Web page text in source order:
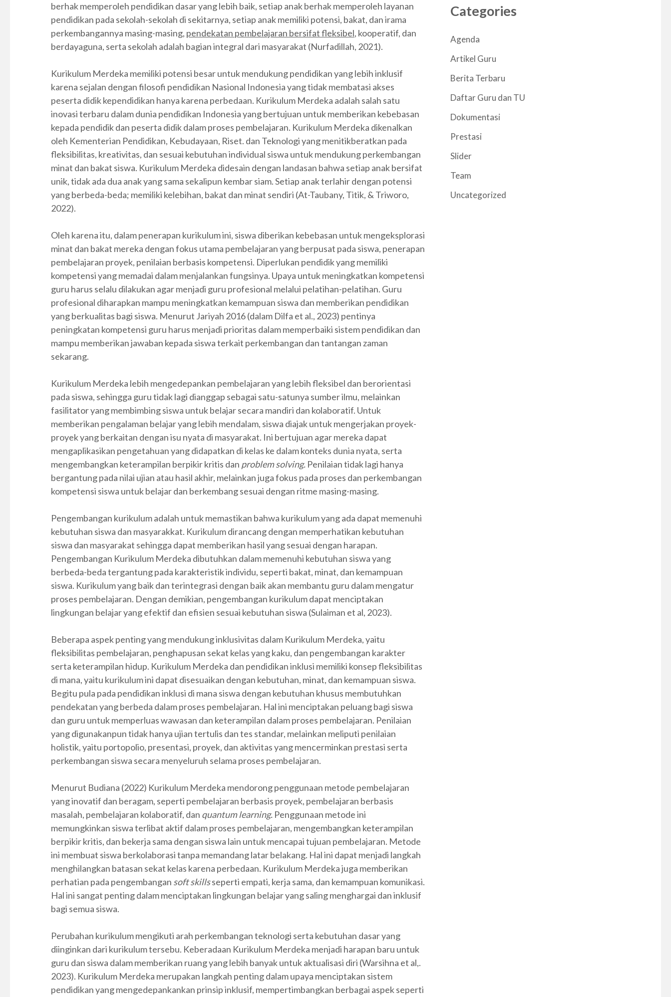
berhak memperoleh pendidikan dasar yang lebih baik, setiap anak berhak memperoleh layanan
pendidikan pada sekolah-sekolah di sekitarnya, setiap anak memiliki potensi, bakat, dan irama
perkembangannya masing-masing, pendekatan pembelajaran bersifat fleksibel, kooperatif, dan
berdayaguna, serta sekolah adalah bagian integral dari masyarakat (Nurfadillah, 2021).
Kurikulum Merdeka memiliki potensi besar untuk mendukung pendidikan yang lebih inklusif
karena sejalan dengan filosofi pendidikan Nasional Indonesia yang tidak membatasi akses
peserta didik kependidikan hanya karena perbedaan. Kurikulum Merdeka adalah salah satu
inovasi terbaru dalam dunia pendidikan Indonesia yang bertujuan untuk memberikan kebebasan
kepada pendidik dan peserta didik dalam proses pembelajaran. Kurikulum Merdeka dikenalkan
oleh Kementerian Pendidikan, Kebudayaan, Riset. dan Teknologi yang menitikberatkan pada
fleksibilitas, kreativitas, dan sesuai kebutuhan individual siswa untuk mendukung perkembangan
minat dan bakat siswa. Kurikulum Merdeka didesain dengan landasan bahwa setiap anak bersifat
unik, tidak ada dua anak yang sama sekalipun kembar siam. Setiap anak terlahir dengan potensi
yang berbeda-beda; memiliki kelebihan, bakat dan minat sendiri (At-Taubany, Titik, & Triworo,
2022).
Oleh karena itu, dalam penerapan kurikulum ini, siswa diberikan kebebasan untuk mengeksplorasi
minat dan bakat mereka dengan fokus utama pembelajaran yang berpusat pada siswa, penerapan
pembelajaran proyek, penilaian berbasis kompetensi. Diperlukan pendidik yang memiliki
kompetensi yang memadai dalam menjalankan fungsinya. Upaya untuk meningkatkan kompetensi
guru harus selalu dilakukan agar menjadi guru profesional melalui pelatihan-pelatihan. Guru
profesional diharapkan mampu meningkatkan kemampuan siswa dan memberikan pendidikan
yang berkualitas bagi siswa. Menurut Jariyah 2016 (dalam Dilfa et al., 2023) pentinya
peningkatan kompetensi guru harus menjadi prioritas dalam memperbaiki sistem pendidikan dan
mampu memberikan jawaban kepada siswa terkait perkembangan dan tantangan zaman
sekarang.
Kurikulum Merdeka lebih mengedepankan pembelajaran yang lebih fleksibel dan berorientasi
pada siswa, sehingga guru tidak lagi dianggap sebagai satu-satunya sumber ilmu, melainkan
fasilitator yang membimbing siswa untuk belajar secara mandiri dan kolaboratif. Untuk
memberikan pengalaman belajar yang lebih mendalam, siswa diajak untuk mengerjakan proyek-
proyek yang berkaitan dengan isu nyata di masyarakat. Ini bertujuan agar mereka dapat
mengaplikasikan pengetahuan yang didapatkan di kelas ke dalam konteks dunia nyata, serta
mengembangkan keterampilan berpikir kritis dan problem solving. Penilaian tidak lagi hanya
bergantung pada nilai ujian atau hasil akhir, melainkan juga fokus pada proses dan perkembangan
kompetensi siswa untuk belajar dan berkembang sesuai dengan ritme masing-masing.
Pengembangan kurikulum adalah untuk memastikan bahwa kurikulum yang ada dapat memenuhi
kebutuhan siswa dan masyarakkat. Kurikulum dirancang dengan memperhatikan kebutuhan
siswa dan masyarakat sehingga dapat memberikan hasil yang sesuai dengan harapan.
Pengembangan Kurikulum Merdeka dibutuhkan dalam memenuhi kebutuhan siswa yang
berbeda-beda tergantung pada karakteristik individu, seperti bakat, minat, dan kemampuan
siswa. Kurikulum yang baik dan terintegrasi dengan baik akan membantu guru dalam mengatur
proses pembelajaran. Dengan demikian, pengembangan kurikulum dapat menciptakan
lingkungan belajar yang efektif dan efisien sesuai kebutuhan siswa (Sulaiman et al, 2023).
Beberapa aspek penting yang mendukung inklusivitas dalam Kurikulum Merdeka, yaitu
fleksibilitas pembelajaran, penghapusan sekat kelas yang kaku, dan pengembangan karakter
serta keterampilan hidup. Kurikulum Merdeka dan pendidikan inklusi memiliki konsep fleksibilitas
di mana, yaitu kurikulum ini dapat disesuaikan dengan kebutuhan, minat, dan kemampuan siswa.
Begitu pula pada pendidikan inklusi di mana siswa dengan kebutuhan khusus membutuhkan
pendekatan yang berbeda dalam proses pembelajaran. Hal ini menciptakan peluang bagi siswa
dan guru untuk memperluas wawasan dan keterampilan dalam proses pembelajaran. Penilaian
yang digunakanpun tidak hanya ujian tertulis dan tes standar, melainkan meliputi penilaian
holistik, yaitu portopolio, presentasi, proyek, dan aktivitas yang mencerminkan prestasi serta
perkembangan siswa secara menyeluruh selama proses pembelajaran.
Menurut Budiana (2022) Kurikulum Merdeka mendorong penggunaan metode pembelajaran
yang inovatif dan beragam, seperti pembelajaran berbasis proyek, pembelajaran berbasis
masalah, pembelajaran kolaboratif, dan quantum learning. Penggunaan metode ini
memungkinkan siswa terlibat aktif dalam proses pembelajaran, mengembangkan keterampilan
berpikir kritis, dan bekerja sama dengan siswa lain untuk mencapai tujuan pembelajaran. Metode
ini membuat siswa berkolaborasi tanpa memandang latar belakang. Hal ini dapat menjadi langkah
menghilangkan batasan sekat kelas karena perbedaan. Kurikulum Merdeka juga memberikan
perhatian pada pengembangan soft skillsseperti empati, kerja sama, dan kemampuan komunikasi.
Hal ini sangat penting dalam menciptakan lingkungan belajar yang saling menghargai dan inklusif
bagi semua siswa.
Perubahan kurikulum mengikuti arah perkembangan teknologi serta kebutuhan dasar yang
diinginkan dari kurikulum tersebu. Keberadaan Kurikulum Merdeka menjadi harapan baru untuk
guru dan siswa dalam memberikan ruang yang lebih banyak untuk aktualisasi diri (Warsihna et al,.
2023). Kurikulum Merdeka merupakan langkah penting dalam upaya menciptakan sistem
pendidikan yang mengedepankankan prinsip inklusif, mempertimbangkan berbagai aspek seperti
Categories
Agenda
Artikel Guru
Berita Terbaru
Daftar Guru dan TU
Dokumentasi
Prestasi
Slider
Team
Uncategorized